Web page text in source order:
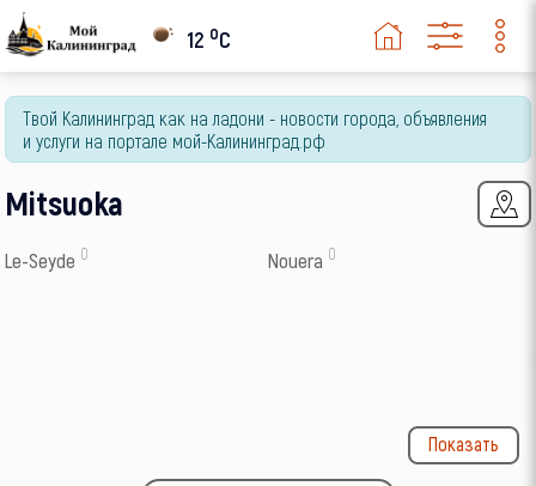
12 oC
Твой Калининград как на ладони - новости города, объявления
и услуги на портале мой-Калининград.рф
Mitsuoka
Le-Seyde 0 Nouera 0
Показать